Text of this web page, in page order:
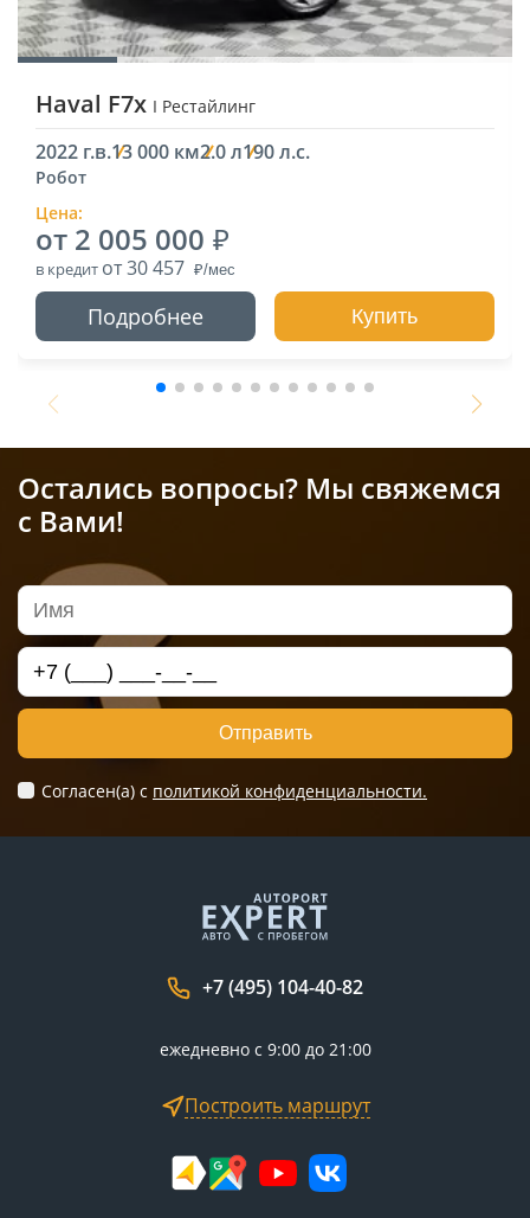
Haval F7x I Рестайлинг
2022 г.в.13 000 км2.0 л190 л.с.
Робот
Цена:
от 2 005 000
в кредит от 30 457
Подробнее Купить
Остались вопросы? Мы свяжемся
с Вами!
Отправить
Согласен(а) c политикой конфиденциальности.
+7 (495) 104-40-82
ежедневно с 9:00 до 21:00
Построить маршрут